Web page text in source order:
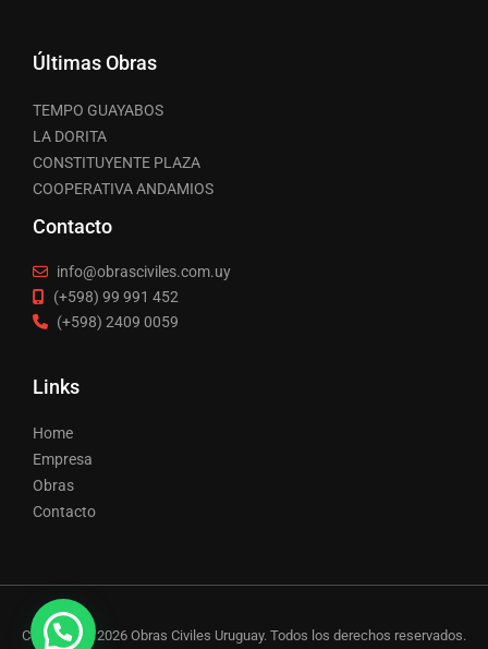
Últimas Obras
TEMPO GUAYABOS
LA DORITA
CONSTITUYENTE PLAZA
COOPERATIVA ANDAMIOS
Contacto
info@obrasciviles.com.uy
(+598) 99 991 452
(+598) 2409 0059
Links
Home
Empresa
Obras
Contacto
Copyright © 2026 Obras Civiles Uruguay. Todos los derechos reservados.